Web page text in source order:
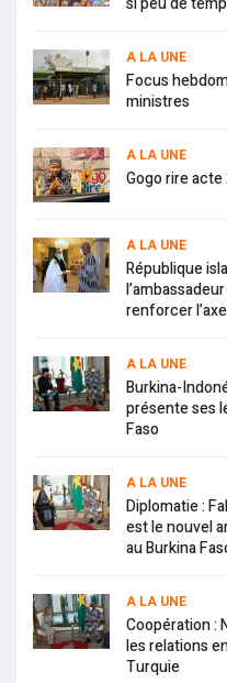
A LA UNE
Focus
ministres
A LA UNE
Gogo rire acte
A LA UNE
République
renforcer
A LA UNE
Burkina-
présente ses
Faso
A LA UNE
Diplomatie :
est le nouvel
au Burkina
A LA UNE
Coopération :
les relations
Turquie